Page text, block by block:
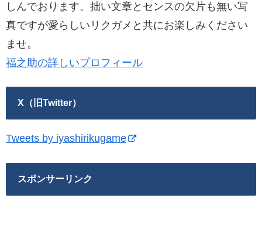
しんでおります。拙い文章とセンスの欠片も無い写
真ですが愛らしいリクガメと共にお楽しみください
ませ。
福之助の詳しいプロフィール
X（旧Twitter）
Tweets by iyashirikugame
スポンサーリンク